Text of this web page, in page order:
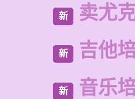
新 卖尤
新 吉他
新 音乐